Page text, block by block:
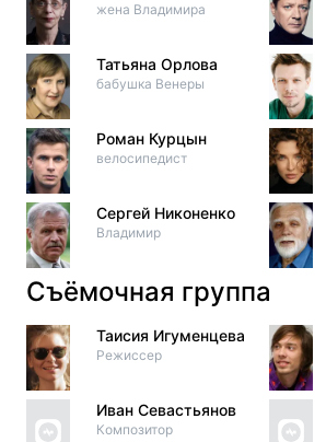
жена Владимира
Татьяна Орлова
бабушка Венеры
Роман Курцын
велосипедист
Сергей Никоненко
Владимир
Съёмочная группа
Таисия Игуменцева
Режиссер
Иван Севастьянов
Композитор